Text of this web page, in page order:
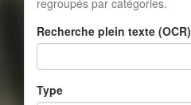
regroupés par catégories.
Recherche plein texte (OCR)
Type